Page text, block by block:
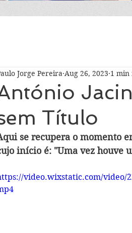
Título
Jorge Pereira Aug 26, 2023 1 min
se recupera o momento
início é: "Uma vez houve
video.wixstatic.com/video/